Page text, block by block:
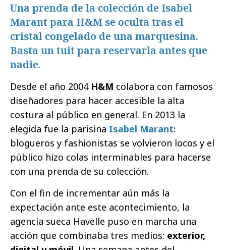
Una prenda de la colección de Isabel
Marant para H&M se oculta tras el
cristal congelado de una marquesina.
Basta un tuit para reservarla antes que
nadie.
Desde el año 2004 H&M colabora con famosos
diseñadores para hacer accesible la alta
costura al público en general. En 2013 la
elegida fue la parisina Isabel Marant:
blogueros y fashionistas se volvieron locos y el
público hizo colas interminables para hacerse
con una prenda de su colección.
Con el fin de incrementar aún más la
expectación ante este acontecimiento, la
agencia sueca Havelle puso en marcha una
acción que combinaba tres medios: exterior,